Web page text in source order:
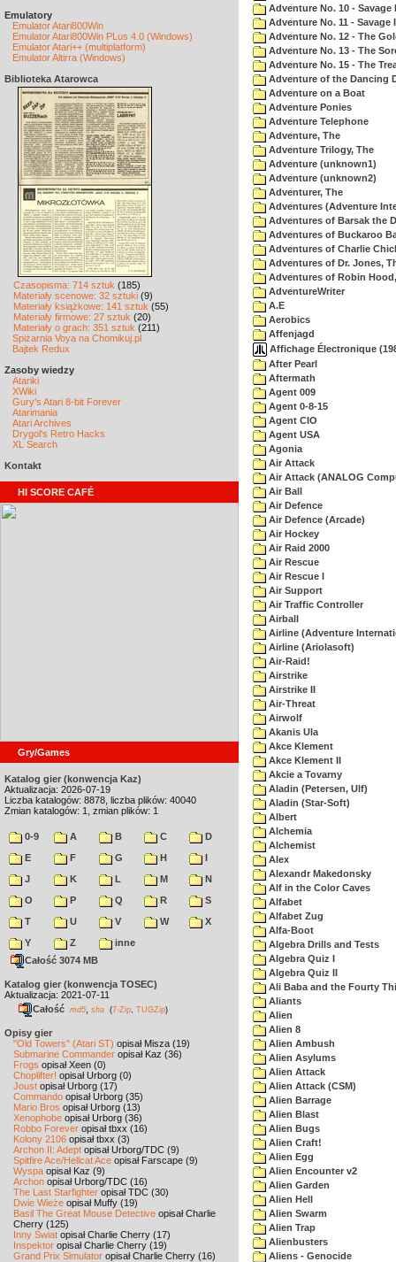
Emulatory
Emulator Atari800Win
Emulator Atari800Win PLus 4.0 (Windows)
Emulator Atari++ (multiplatform)
Emulator Altirra (Windows)
Biblioteka Atarowca
Czasopisma: 714 sztuk (185)
Materiały scenowe: 32 sztuki (9)
Materiały książkowe: 141 sztuk (55)
Materiały firmowe: 27 sztuk (20)
Materiały o grach: 351 sztuk (211)
Spiżarnia Voya na Chomikuj.pl
Bajtek Redux
Zasoby wiedzy
Atariki
XWiki
Gury's Atari 8-bit Forever
Atarimania
Atari Archives
Drygol's Retro Hacks
XL Search
Kontakt
HI SCORE CAFÉ
Gry/Games
Katalog gier (konwencja Kaz)
Aktualizacja: 2026-07-19
Liczba katalogów: 8878, liczba plików: 40040
Zmian katalogów: 1, zmian plików: 1
0-9 A B C
D
E
F G H
I
J
K L M
N
O
P Q R
S
T
U V W
X
Y
Z
inne
Całość 3074 MB
Katalog gier (konwencja TOSEC)
Aktualizacja: 2021-07-11
Całość md5 sha (7-Zip TUGZip)
Opisy gier
"Old Towers" (Atari ST) opisał Misza (19)
Submarine Commander opisał Kaz (36)
Frogs opisał Xeen (0)
Choplifter! opisał Urborg (0)
Joust opisał Urborg (17)
Commando opisał Urborg (35)
Mario Bros opisał Urborg (13)
Xenophobe opisał Urborg (36)
Robbo Forever opisał tbxx (16)
Kolony 2106 opisał tbxx (3)
Archon II: Adept opisał Urborg/TDC (9)
Spitfire Ace/Hellcat Ace opisał Farscape (9)
Wyspa opisał Kaz (9)
Archon opisał Urborg/TDC (16)
The Last Starfighter opisał TDC (30)
Dwie Wieże opisał Muffy (19)
Basil The Great Mouse Detective opisał Charlie
Cherry (125)
Inny Świat opisał Charlie Cherry (17)
Inspektor opisał Charlie Cherry (19)
Grand Prix Simulator opisał Charlie Cherry (16)
Adventure No. 10 - Savage
Adventure No. 11 - Savage
Adventure No. 12 - The
Adventure No. 13 - The
Adventure No. 15 - The
Adventure of the Dancing
Adventure on a Boat
Adventure Ponies
Adventure Telephone
Adventure, The
Adventure Trilogy, The
Adventure (unknown1)
Adventure (unknown2)
Adventurer, The
Adventures (Adventure
Adventures of Barsak the
Adventures of Buckaroo
Adventures of Charlie
Adventures of Dr. Jones,
Adventures of Robin
AdventureWriter
A.E
Aerobics
Affenjagd
Affichage Électronique
After Pearl
Aftermath
Agent 009
Agent 0-8-15
Agent CIO
Agent USA
Agonia
Air Attack
Air Attack (ANALOG
Air Ball
Air Defence
Air Defence (Arcade)
Air Hockey
Air Raid 2000
Air Rescue
Air Rescue I
Air Support
Air Traffic Controller
Airball
Airline (Adventure
Airline (Ariolasoft)
Air-Raid!
Airstrike
Airstrike II
Air-Threat
Airwolf
Akanis Ula
Akce Klement
Akce Klement II
Akcie a Tovarny
Aladin (Petersen, Ulf)
Aladin (Star-Soft)
Albert
Alchemia
Alchemist
Alex
Alexandr Makedonsky
Alf in the Color Caves
Alfabet
Alfabet Zug
Alfa-Boot
Algebra Drills and Tests
Algebra Quiz I
Algebra Quiz II
Ali Baba and the Fourty
Aliants
Alien
Alien 8
Alien Ambush
Alien Asylums
Alien Attack
Alien Attack (CSM)
Alien Barrage
Alien Blast
Alien Bugs
Alien Craft!
Alien Egg
Alien Encounter v2
Alien Garden
Alien Hell
Alien Swarm
Alien Trap
Alienbusters
Aliens - Genocide